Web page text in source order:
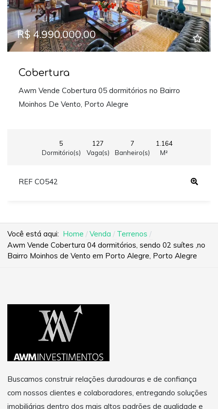
R$ 4.990.000,00
Cobertura
Awm Vende Cobertura 05 dormitórios no Bairro
Moinhos De Vento, Porto Alegre
5
Dormitório(s)
127
Vaga(s)
7
Banheiro(s)
1.164
M²
REF CO542
Você está aqui: Home Venda
Terrenos
Awm Vende Cobertura 04 dormitórios, sendo 02 suítes ,no
Bairro Moinhos de Vento em Porto Alegre, Porto Alegre
Buscamos construir relações duradouras e de confiança
com nossos clientes e colaboradores, entregando soluções
imobiliárias dentro dos mais altos padrões de qualidade e